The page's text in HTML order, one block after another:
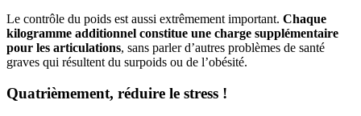
Le contrôle du poids est aussi extrêmement important. Chaque
kilogramme additionnel constitue une charge supplémentaire
pour les articulations, sans parler d’autres problèmes de santé
graves qui résultent du surpoids ou de l’obésité.
Quatrièmement, réduire le stress !